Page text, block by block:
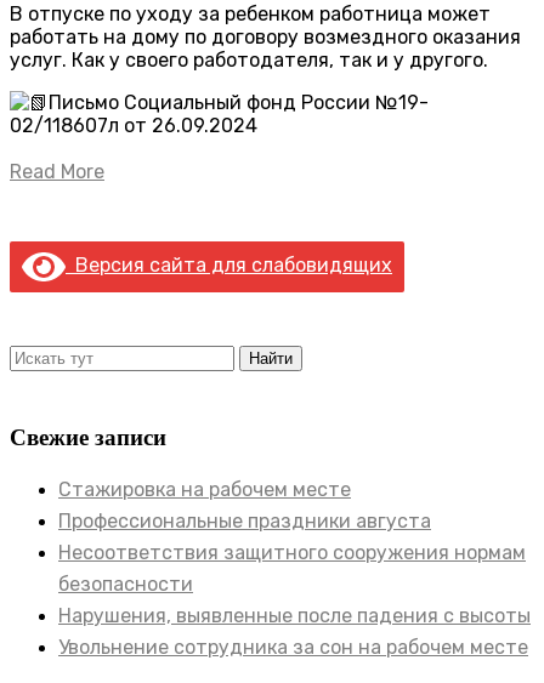
В отпуске по уходу за ребенком работница может
работать на дому по договору возмездного оказания
услуг. Как у своего работодателя, так и у другого.
Письмо Социальный фонд России №19-
02/118607л от 26.09.2024
Read More
Версия сайта для слабовидящих
Свежие записи
Стажировка на рабочем месте
Профессиональные праздники августа
Несоответствия защитного сооружения нормам
безопасности
Нарушения, выявленные после падения с высоты
Увольнение сотрудника за сон на рабочем месте